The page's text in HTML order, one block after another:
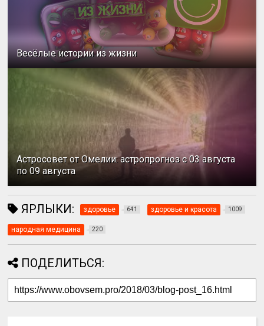
Весёлые истории из жизни
Астросовет от Омелии: астропрогноз с 03 августа
по 09 августа
ЯРЛЫКИ: здоровье 641 здоровье и красота 1009
народная медицина 220
ПОДЕЛИТЬСЯ: